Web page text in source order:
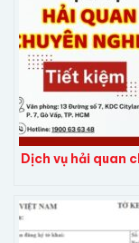
Dịch vụ hải quan